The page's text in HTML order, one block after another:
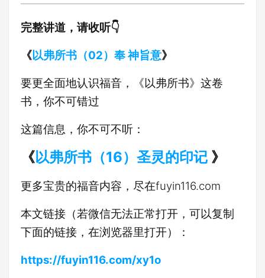
完整讲道，请收听👇
《以弗所书（02）奉 神旨意》
要更全面地认识福音，《以弗所书》这卷
书，你不可错过
这篇信息，你不可不听：
《以弗所书（16）圣灵的印记 》
更多宝贵的福音内容，尽在fuyin116.com
本文链接（若微信无法正常打开，可以复制
下面的链接，在浏览器里打开）：
https://fuyin116.com/xy1o